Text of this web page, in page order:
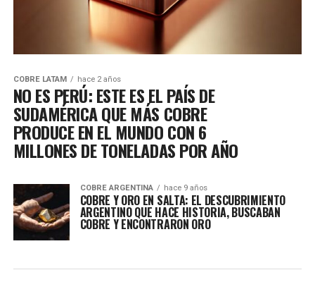
COBRE LATAM hace 2 años
NO ES PERÚ: ESTE ES EL PAÍS DE
SUDAMÉRICA QUE MÁS COBRE
PRODUCE EN EL MUNDO CON 6
MILLONES DE TONELADAS POR AÑO
COBRE ARGENTINA hace 9 años
COBRE Y ORO EN SALTA: EL DESCUBRIMIENTO
ARGENTINO QUE HACE HISTORIA, BUSCABAN
COBRE Y ENCONTRARON ORO